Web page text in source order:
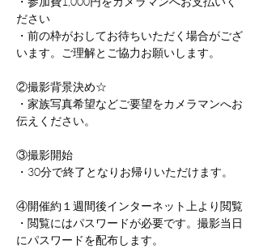
ださい
・前の枠がおしてお待ちいただく場合がござ
います。ご理解とご協力お願いします。
②撮影背景決め☆
・家族写真希望などご要望をカメラマンへお
伝えください。
③撮影開始
・30分で終了となりお帰りいただけます。
④開催約１週間後インターネット上より閲覧
・閲覧にはパスワードが必要です。撮影当日
にパスワードを配布します。